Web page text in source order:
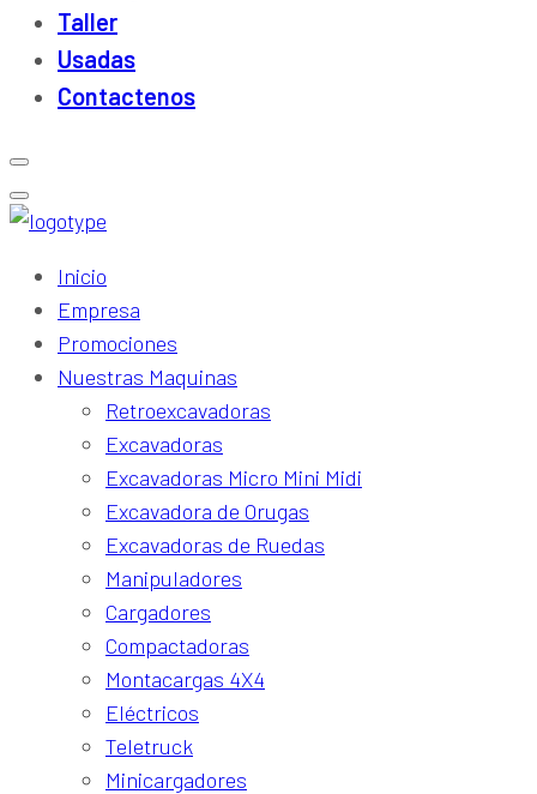
Taller
Usadas
Contactenos
Inicio
Empresa
Promociones
Nuestras Maquinas
Retroexcavadoras
Excavadoras
Excavadoras Micro Mini Midi
Excavadora de Orugas
Excavadoras de Ruedas
Manipuladores
Cargadores
Compactadoras
Montacargas 4X4
Eléctricos
Teletruck
Minicargadores